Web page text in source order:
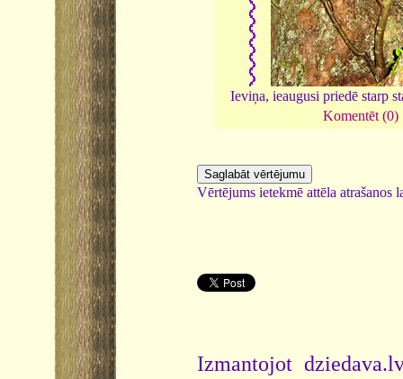
Ieviņa, ieaugusi priedē starp
Komentēt (0)
Vērtējums ietekmē attēla atrašanos
Izmantojot